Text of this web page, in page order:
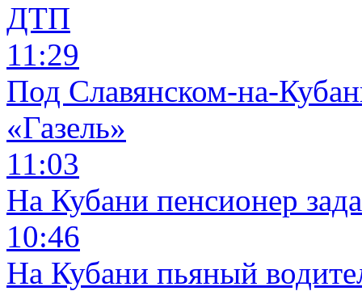
ДТП
11:29
Под Славянском-на-
«Газель»
11:03
На Кубани пенсионер
10:46
На Кубани пьяный